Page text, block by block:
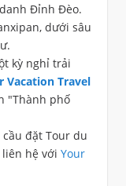
Đỉnh Đèo.
dưới sâu
kỳ nghỉ trải
Vacation Travel
"Thành phố
đặt Tour du
liên hệ với Your